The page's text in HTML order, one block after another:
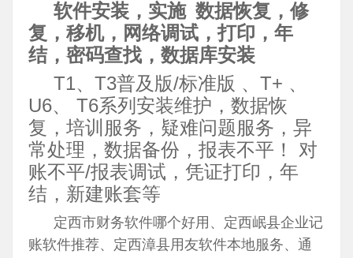
软件安装，实施 数据恢复，修
复，移机，网络调试，打印，年
结，密码查找，数据库安装
T1、T3普及版/标准版 、T+ 、
U6、 T6系列安装维护，数据恢
复，培训服务，疑难问题服务，异
常处理，数据备份，报表不平！ 对
账不平/报表调试，凭证打印，年
结，新建账套等
定西市财务软件哪个好用、定西岷县企业记
账软件推荐、定西漳县用友软件本地服务、通